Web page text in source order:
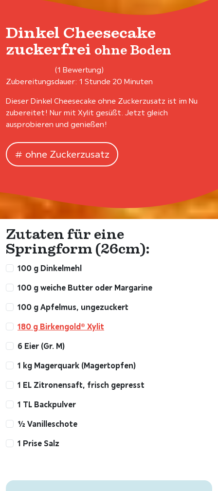
Dinkel Cheesecake
zuckerfrei ohne Boden
(1 Bewertung)
Zubereitungsdauer: 1 Stunde 20 Minuten
Dieser Dinkel Cheesecake ohne Zuckerzusatz ist im Nu
zubereitet! Nur mit Xylit gesüßt. Jetzt gleich
ausprobieren und genießen!
ohne Zuckerzusatz
Zutaten für eine
Springform (26cm):
100 g Dinkelmehl
100 g weiche Butter oder Margarine
100 g Apfelmus, ungezuckert
180 g Birkengold® Xylit
6 Eier (Gr. M)
1 kg Magerquark (Magertopfen)
1 EL Zitronensaft, frisch gepresst
1 TL Backpulver
½ Vanilleschote
1 Prise Salz